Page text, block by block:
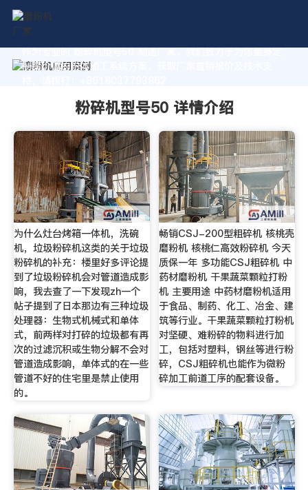
作为专业的 粉碎机型号50 制造厂家，我们致力于为您量身定
制高价值的粉体加工系统方案。获取厂家直销报价及技术支
粉碎机型号50 详情介绍
为什么灶台烤箱一体机，洗碗
机，垃圾粉碎机这类的关于垃圾
粉碎机的补充：楼里好多评论提
到了垃圾粉碎机会对管道造成影
响，我去查了一下发现zh一个
帖子提到了日本那边有三种垃圾
处理器：生物式机械式和单体
式，前两样对打碎的垃圾都有再
次的过滤沉积或生物分解不会对
管道造成影响，单体式的在一些
管道不好的住宅里是禁止使用
的。
畅销CSJ-200型粗碎机 核桃壳
磨粉机 核桃仁高效粉碎机 今天
质保一年 多功能CSJ粗碎机 中
药材磨粉机 干果蔬菜颗粒打粉
机 主要用途 中药材磨粉机适用
于食品、制药、化工、冶金、建
筑等行业。干果蔬菜颗粒打粉机
对坚硬、难粉碎的物料进行加
工，包括对塑料，钢丝等进行粉
碎，CSJ粗碎机也能作为微粉
碎加工前道工序的配套设备。